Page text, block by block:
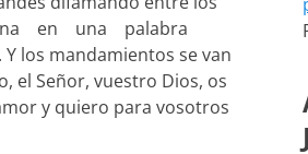
en una palabra
los mandamientos se van
el Señor, vuestro Dios, os
y quiero para vosotros